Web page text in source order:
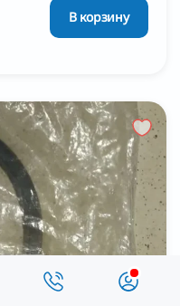
В корзину